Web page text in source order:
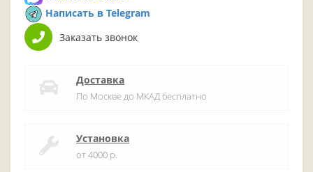
Написать в Telegram
Заказать звонок
Доставка
По Москве до МКАД бесплатно
Установка
от 4000 р.